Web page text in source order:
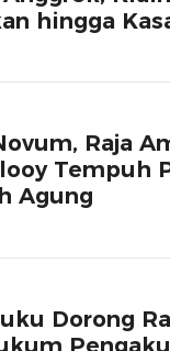
hingga
Raja
Tempuh
Agung
Dorong